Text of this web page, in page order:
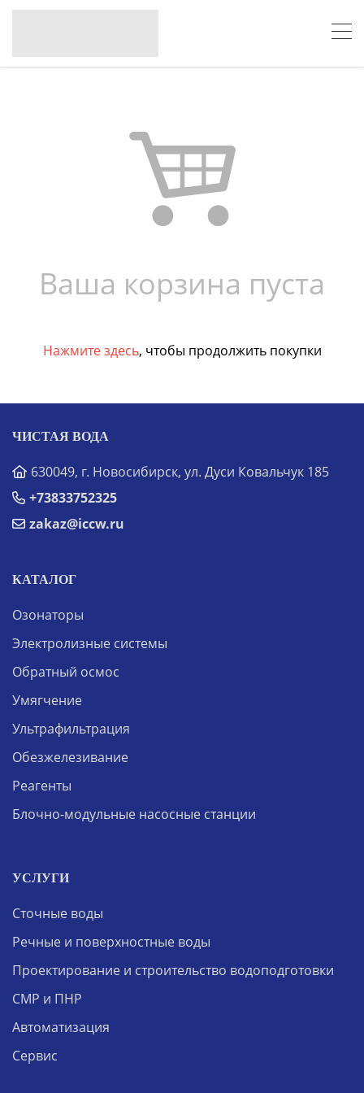
Ваша корзина пуста
Нажмите здесь, чтобы продолжить покупки
ЧИСТАЯ ВОДА
630049, г. Новосибирск, ул. Дуси Ковальчук 185
+73833752325
zakaz@iccw.ru
КАТАЛОГ
Озонаторы
Электролизные системы
Обратный осмос
Умягчение
Ультрафильтрация
Обезжелезивание
Реагенты
Блочно-модульные насосные станции
УСЛУГИ
Сточные воды
Речные и поверхностные воды
Проектирование и строительство водоподготовки
СМР и ПНР
Автоматизация
Сервис